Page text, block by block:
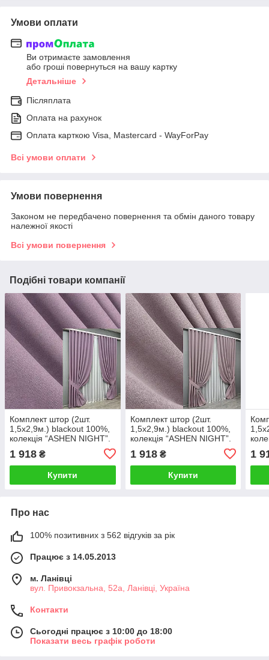
Умови оплати
Ви отримаєте замовлення
або гроші повернуться на вашу картку
Детальніше
Післяплата
Оплата на рахунок
Оплата карткою Visa, Mastercard - WayForPay
Всі умови оплати
Умови повернення
Законом не передбачено повернення та обмін даного товару
належної якості
Всі умови повернення
Подібні товари компанії
Комплект штор (2шт.
1,5х2,9м.) blackout 100%,
колекція “ASHEN NIGHT”.
Колір бузковий. Код 1844ш
33-0882
1 918 ₴
Купити
Комплект штор (2шт.
1,5х2,9м.) blackout 100%,
колекція “ASHEN NIGHT”.
1843ш 33-0880
1 918₴
Купити
1
Про нас
100% позитивних з 562 відгуків за рік
Працює з 14.05.2013
м. Ланівці
вул. Привокзальна, 52а, Ланівці, Україна
Контакти
Сьогодні працює з 10:00 до 18:00
Показати весь графік роботи